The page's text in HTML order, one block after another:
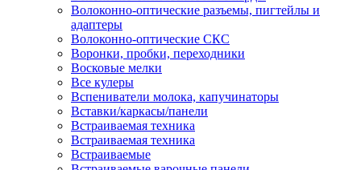
Волоконно-оптические разъемы, пигтейлы и
адаптеры
Волоконно-оптические СКС
Воронки, пробки, переходники
Восковые мелки
Все кулеры
Вспениватели молока, капучинаторы
Вставки/каркасы/панели
Встраиваемая техника
Встраиваемая техника
Встраиваемые